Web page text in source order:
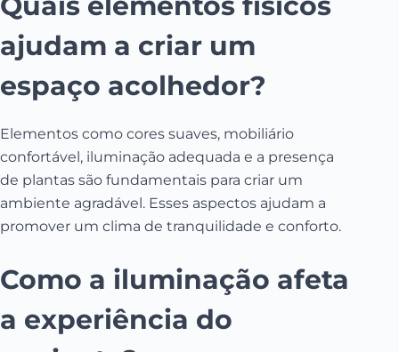
ajudam a criar um
espaço acolhedor?
Elementos como cores suaves, mobiliário
confortável, iluminação adequada e a presença
de plantas são fundamentais para criar um
ambiente agradável. Esses aspectos ajudam a
promover um clima de tranquilidade e conforto.
Como a iluminação afeta
a experiência do